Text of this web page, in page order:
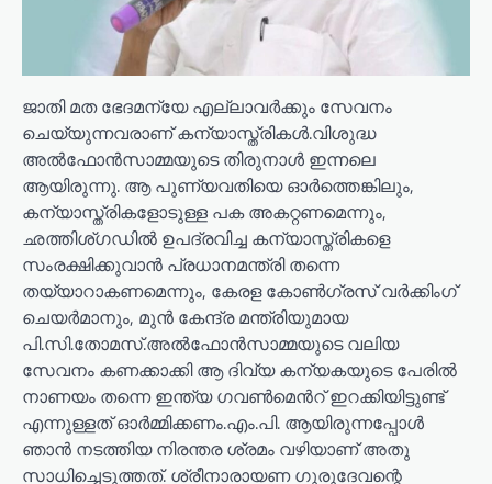
ജാതി മത ഭേദമന്യേ എല്ലാവർക്കും സേവനം
ചെയ്യുന്നവരാണ് കന്യാസ്ത്രികൾ.വിശുദ്ധ
അൽഫോൻസാമ്മയുടെ തിരുനാൾ ഇന്നലെ
ആയിരുന്നു. ആ പുണ്യവതിയെ ഓർത്തെങ്കിലും,
കന്യാസ്ത്രികളോടുള്ള പക അകറ്റണമെന്നും,
ഛത്തിശ്ഗഡിൽ ഉപദ്രവിച്ച കന്യാസ്ത്രികളെ
സംരക്ഷിക്കുവാൻ പ്രധാനമന്ത്രി തന്നെ
തയ്യാറാകണമെന്നും, കേരള കോൺഗ്രസ് വർക്കിംഗ്
ചെയർമാനും, മുൻ കേന്ദ്ര മന്ത്രിയുമായ
പി.സി.തോമസ്.അൽഫോൻസാമ്മയുടെ വലിയ
സേവനം കണക്കാക്കി ആ ദിവ്യ കന്യകയുടെ പേരിൽ
നാണയം തന്നെ ഇന്ത്യ ഗവൺമെൻറ് ഇറക്കിയിട്ടുണ്ട്
എന്നുള്ളത് ഓർമ്മിക്കണം.എം.പി. ആയിരുന്നപ്പോൾ
ഞാൻ നടത്തിയ നിരന്തര ശ്രമം വഴിയാണ് അതു
സാധിച്ചെടുത്തത്. ശ്രീനാരായണ ഗുരുദേവന്റെ